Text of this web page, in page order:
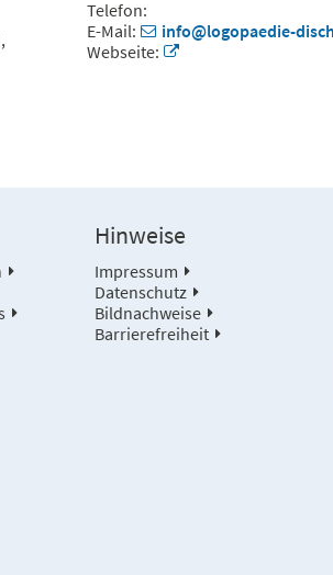
Telefon:
E-Mail:
info@logopaedie-
Webseite:
Hinweise
Impressum
Datenschutz
Bildnachweise
Barrierefreiheit